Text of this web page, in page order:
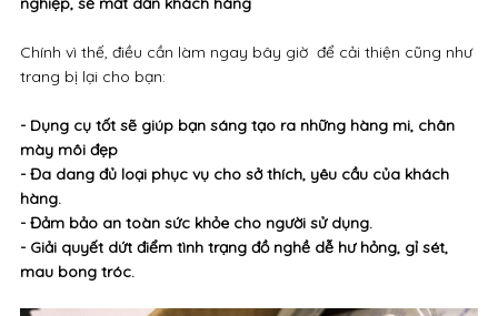
- Khách hàng sẽ đánh giá tiệm của bạn là thiếu chuyên
Chính vì thế, điều cần làm ngay bây giờ để cải thiện cũng như
- Dụng cụ tốt sẽ giúp bạn sáng tạo ra những hàng mi, chân
mày môi đẹp
- Đa dang đủ loại phục vụ cho sở thích, yêu cầu của khách
hàng.
- Đảm bảo an toàn sức khỏe cho người sử dụng.
- Giải quyết dứt điểm tình trạng đồ nghề dễ hư hỏng, gỉ sét,
mau bong tróc.